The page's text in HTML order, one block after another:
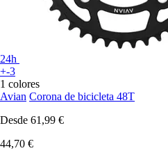
24h
+-3
1 colores
Avian Corona de bicicleta 48T
Desde 61,99 €
44,70 €